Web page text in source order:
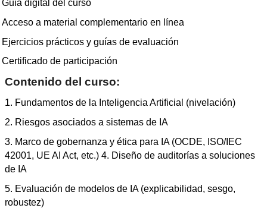
Guía digital del curso
Acceso a material complementario en línea
Ejercicios prácticos y guías de evaluación
Certificado de participación
Contenido del curso:
1. Fundamentos de la Inteligencia Artificial (nivelación)
2. Riesgos asociados a sistemas de IA
3. Marco de gobernanza y ética para IA (OCDE, ISO/IEC
42001, UE AI Act, etc.) 4. Diseño de auditorías a soluciones
de IA
5. Evaluación de modelos de IA (explicabilidad, sesgo,
robustez)